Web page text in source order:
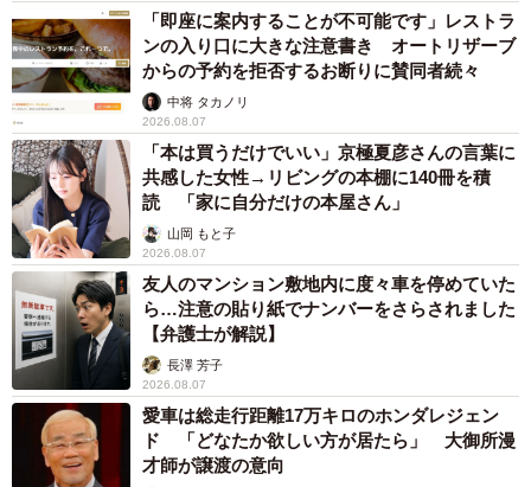
「即座に案内することが不可能です」レストラ
ンの入り口に大きな注意書き オートリザーブ
からの予約を拒否するお断りに賛同者続々
中将 タカノリ
2026.08.07
「本は買うだけでいい」京極夏彦さんの言葉に
共感した女性→リビングの本棚に140冊を積
読 「家に自分だけの本屋さん」
山岡 もと子
2026.08.07
友人のマンション敷地内に度々車を停めていた
ら…注意の貼り紙でナンバーをさらされました
【弁護士が解説】
長澤 芳子
2026.08.07
愛車は総走行距離17万キロのホンダレジェン
ド 「どなたか欲しい方が居たら」 大御所漫
才師が譲渡の意向